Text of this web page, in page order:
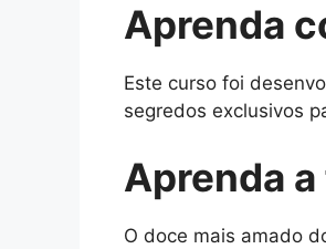
Aprenda
Este curso foi
segredos exclusivos
Aprenda
O doce mais amado